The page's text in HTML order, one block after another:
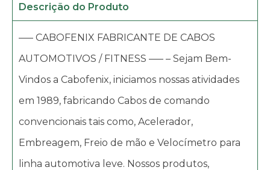
Descrição do Produto
—– CABOFENIX FABRICANTE DE CABOS
AUTOMOTIVOS / FITNESS —– – Sejam Bem-
Vindos a Cabofenix, iniciamos nossas atividades
em 1989, fabricando Cabos de comando
convencionais tais como, Acelerador,
Embreagem, Freio de mão e Velocímetro para
linha automotiva leve. Nossos produtos,